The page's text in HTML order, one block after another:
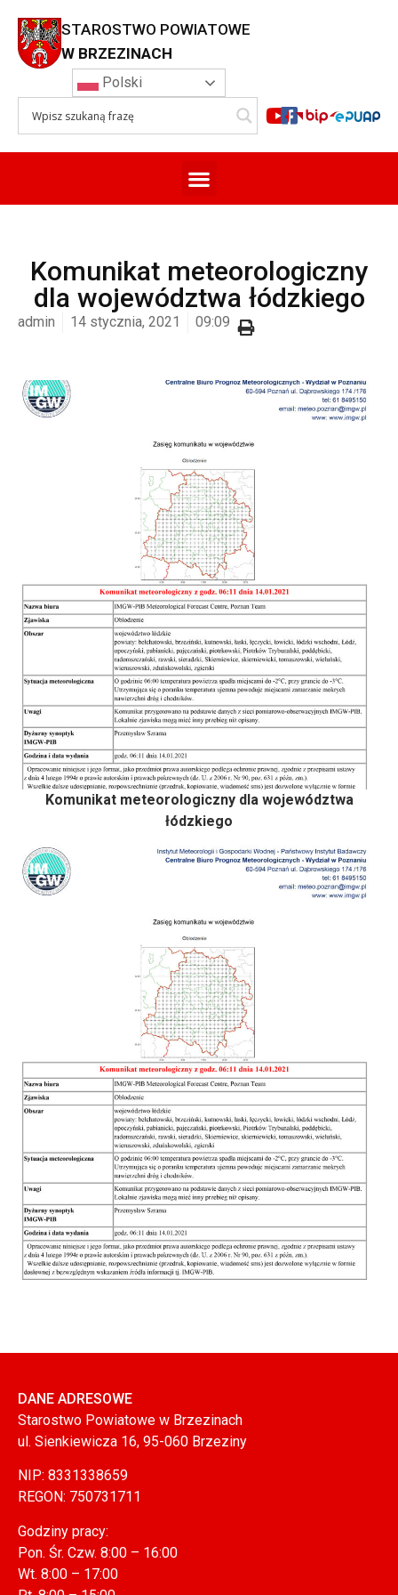
STAROSTWO POWIATOWE
W BRZEZINACH
Polski
Komunikat meteorologiczny
dla województwa łódzkiego
admin 14 stycznia, 2021 09:09
Komunikat meteorologiczny dla województwa
łódzkiego
DANE ADRESOWE
Starostwo Powiatowe w Brzezinach
ul. Sienkiewicza 16, 95-060 Brzeziny
NIP: 8331338659
REGON: 750731711
Godziny pracy:
Pon. Śr. Czw. 8:00 – 16:00
Wt. 8:00 – 17:00